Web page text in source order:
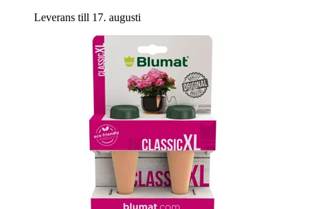
Leverans till 17. augusti